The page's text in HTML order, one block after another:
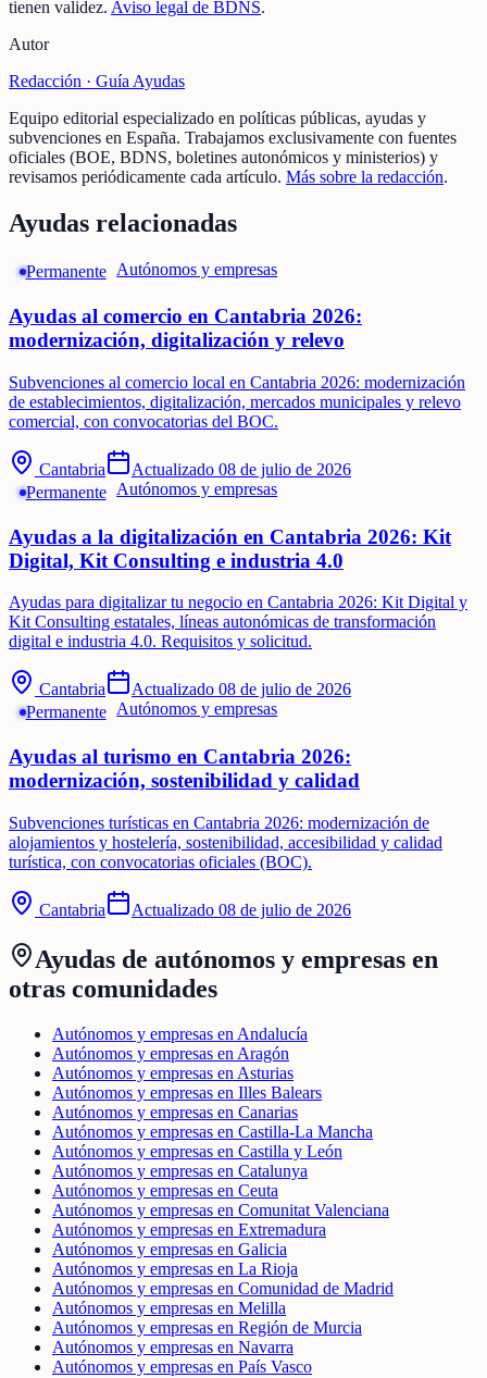
tienen validez. Aviso legal de BDNS.
Autor
Redacción · Guía Ayudas
Equipo editorial especializado en políticas públicas, ayudas y
subvenciones en España. Trabajamos exclusivamente con fuentes
oficiales (BOE, BDNS, boletines autonómicos y ministerios) y
revisamos periódicamente cada artículo. Más sobre la redacción.
Ayudas relacionadas
Permanente Autónomos y empresas
Ayudas al comercio en Cantabria 2026:
modernización, digitalización y relevo
Subvenciones al comercio local en Cantabria 2026: modernización
de establecimientos, digitalización, mercados municipales y relevo
comercial, con convocatorias del BOC.
Cantabria Actualizado 08 de julio de 2026
Permanente Autónomos y empresas
Ayudas a la digitalización en Cantabria 2026: Kit
Digital, Kit Consulting e industria 4.0
Ayudas para digitalizar tu negocio en Cantabria 2026: Kit Digital y
Kit Consulting estatales, líneas autonómicas de transformación
digital e industria 4.0. Requisitos y solicitud.
Cantabria Actualizado 08 de julio de 2026
Permanente Autónomos y empresas
Ayudas al turismo en Cantabria 2026:
modernización, sostenibilidad y calidad
Subvenciones turísticas en Cantabria 2026: modernización de
alojamientos y hostelería, sostenibilidad, accesibilidad y calidad
turística, con convocatorias oficiales (BOC).
Cantabria Actualizado 08 de julio de 2026
Ayudas de autónomos y empresas en
otras comunidades
Autónomos y empresas en Andalucía
Autónomos y empresas en Aragón
Autónomos y empresas en Asturias
Autónomos y empresas en Illes Balears
Autónomos y empresas en Canarias
Autónomos y empresas en Castilla-La Mancha
Autónomos y empresas en Castilla y León
Autónomos y empresas en Catalunya
Autónomos y empresas en Ceuta
Autónomos y empresas en Comunitat Valenciana
Autónomos y empresas en Extremadura
Autónomos y empresas en Galicia
Autónomos y empresas en La Rioja
Autónomos y empresas en Comunidad de Madrid
Autónomos y empresas en Melilla
Autónomos y empresas en Región de Murcia
Autónomos y empresas en Navarra
Autónomos y empresas en País Vasco